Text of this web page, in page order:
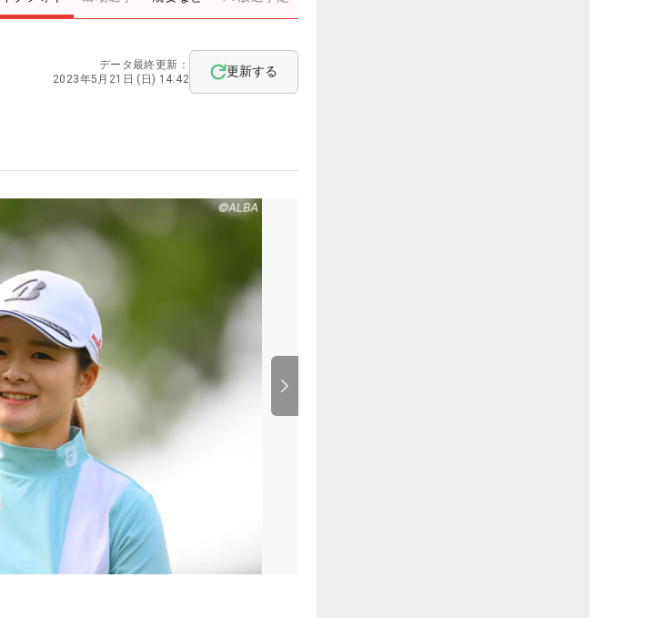
データ最終更新：
2023年5月21日 (日) 14:42
更新する